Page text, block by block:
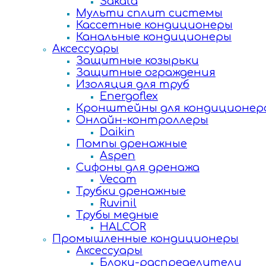
Мульти сплит системы
Кассетные кондиционеры
Канальные кондиционеры
Аксессуары
Защитные козырьки
Защитные ограждения
Изоляция для труб
Energoflex
Кронштейны для
Онлайн-контроллеры
Daikin
Помпы дренажные
Aspen
Сифоны для дренажа
Vecam
Трубки дренажные
Ruvinil
Трубы медные
HALCOR
Промышленные кондиционеры
Аксессуары
Блоки-распределители